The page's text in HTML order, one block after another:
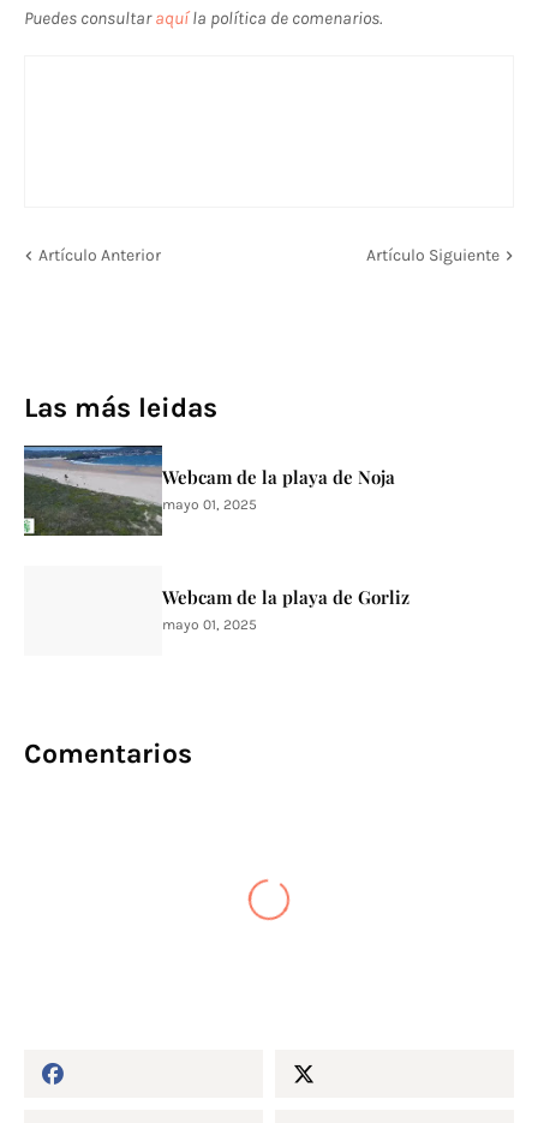
Puedes consultaraquíla política de comenarios.
Artículo Anterior Artículo Siguiente
Las más leidas
Webcam de la playa de Noja
mayo 01, 2025
Webcam de la playa de Gorliz
mayo 01, 2025
Comentarios